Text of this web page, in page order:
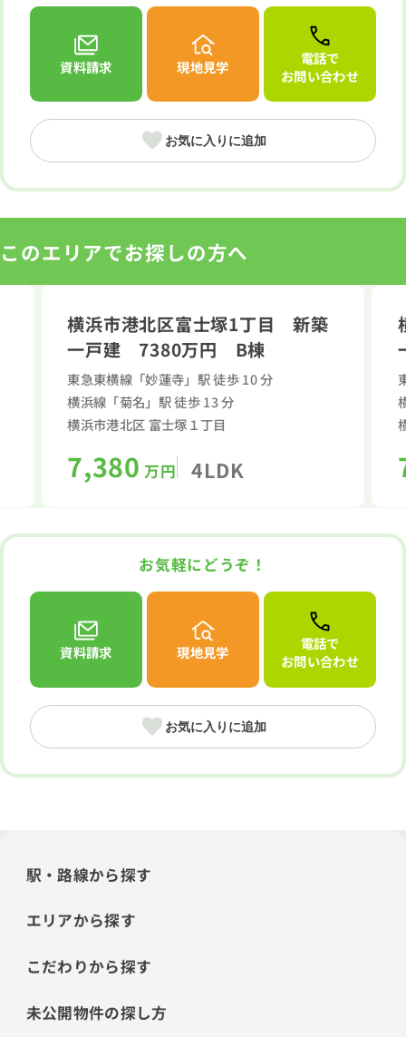
日当たり良好南道路限定 眺望良好低層住居専用地域
資料請求 現地見学
電話で
お問い合わせ
お気に入りに追加
このエリアでお探しの方へ
間取り
横浜市港北区富士塚1丁目 新築
一戸建 7380万円 B棟
東急東横線「妙蓮寺」駅 徒歩 10 分
横浜線「菊名」駅 徒歩 13 分
横浜市港北区 富士塚１丁目
7,380 万円 4LDK
お気軽にどうぞ！
資料請求 現地見学
電話で
お問い合わせ
お気に入りに追加
駅・路線から探す
エリアから探す
こだわりから探す
未公開物件の探し方